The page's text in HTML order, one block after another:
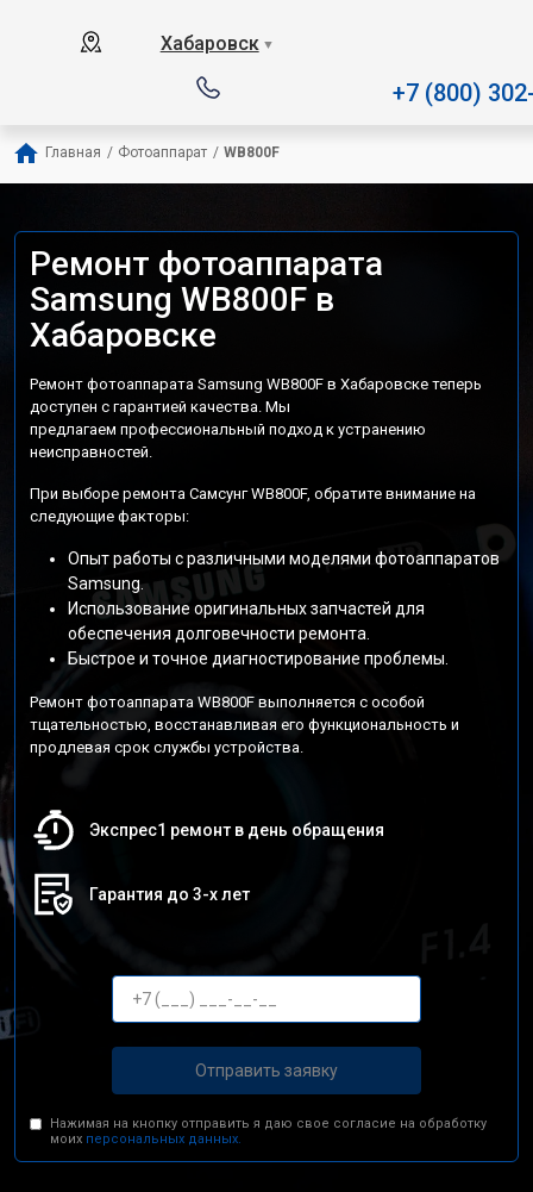
Хабаровск ▼
+7 (800)
Главная / Фотоаппарат / WB800F
Ремонт фотоаппарата
Samsung WB800F в
Хабаровске
Ремонт фотоаппарата Samsung WB800F в Хабаровске теперь
доступен с гарантией качества. Мы
предлагаем профессиональный подход к устранению
неисправностей.
При выборе ремонта Самсунг WB800F, обратите внимание на
следующие факторы:
Опыт работы с различными моделями фотоаппаратов
Samsung.
Использование оригинальных запчастей для
обеспечения долговечности ремонта.
Быстрое и точное диагностирование проблемы.
Ремонт фотоаппарата WB800F выполняется с особой
тщательностью, восстанавливая его функциональность и
продлевая срок службы устройства.
Экспрес1 ремонт в день обращения
Гарантия до 3-х лет
Отправить заявку
Нажимая на кнопку отправить я даю свое согласие на обработку
моих персональных данных.